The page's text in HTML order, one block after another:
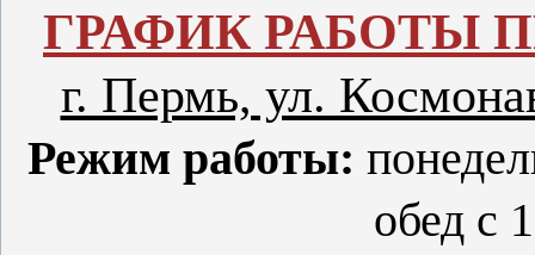
ГРАФИК РАБОТЫ
г. Пермь, ул.
Режим работы:
обед с